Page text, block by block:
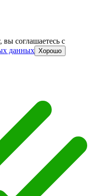
соглашаетесь c
данных Хорошо